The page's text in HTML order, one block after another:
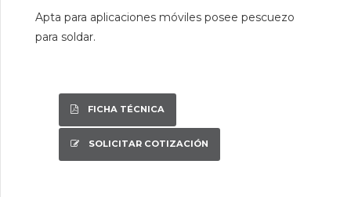
Apta para aplicaciones móviles posee pescuezo
para soldar.
FICHA TÉCNICA
SOLICITAR COTIZACIÓN